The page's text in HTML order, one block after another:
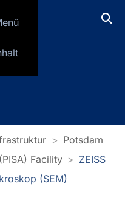
Zentrum für
Potsdam
Facility
ZEISS
(SEM)